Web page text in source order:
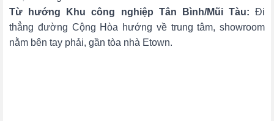
Từ hướng Khu công nghiệp Tân Bình/Mũi Tàu: Đi
thẳng đường Cộng Hòa hướng về trung tâm, showroom
nằm bên tay phải, gần tòa nhà Etown.